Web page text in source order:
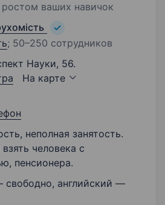
ростом ваших навичок
; 50–250 сотрудников
Науки, 56.
На карте
неполная занятость.
человека с
пенсионера.
свободно, английский —